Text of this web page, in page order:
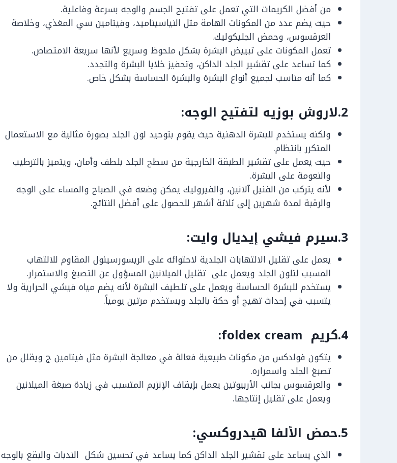
من أفضل الكريمات التي تعمل على تفتيح الجسم والوجه بسرعة وفاعلية.
حيث يضم عدد من المكونات الهامة مثل النياسيناميد، وفيتامين سي المغذي، وخلاصة
العرقسوس، وحمض الجليكوليك.
تعمل المكونات على تبييض البشرة بشكل ملحوظ وسريع لأنها سريعة الامتصاص.
كما تساعد على تقشير الجلد الداكن، وتحفيز خلايا البشرة والتجدد.
كما أنه مناسب لجميع أنواع البشرة والبشرة الحساسة بشكل خاص.
2.لاروش بوزيه لتفتيح الوجه:
ولكنه يستخدم للبشرة الدهنية حيث يقوم بتوحيد لون الجلد بصورة مثالية مع الاستعمال
المتكرر بانتظام.
حيث يعمل على تقشير الطبقة الخارجية من سطح الجلد بلطف وأمان، ويتميز بالترطيب
والنعومة على البشرة.
لأنه يتركب من الفنيل آلانين، والفيروليك يمكن وضعه في الصباح والمساء على الوجه
والرقبة لمدة شهرين إلى ثلاثة أشهر للحصول على أفضل النتائج.
3.سيرم فيشي إيديال وايت:
يعمل على تقليل الالتهابات الجلدية لاحتوائه على الريسورسينول المقاوم للالتهاب
المسبب لتلون الجلد ويعمل على تقليل الميلانين المسؤول عن التصبغ والاستمرار.
يستخدم للبشرة الحساسة ويعمل على تلطيف البشرة لأنه يضم مياه فيشي الحرارية ولا
يتسبب في إحداث تهيج أو حكة بالجلد ويستخدم مرتين يومياً.
4.كريم foldex cream:
يتكون فولدكس من مكونات طبيعية فعالة في معالجة البشرة مثل فيتامين ج ويقلل من
تصبغ الجلد واسمراره.
والعرقسوس بجانب الأربيوتين يعمل بإيقاف الإنزيم المتسبب في زيادة صبغة الميلانين
ويعمل على تقليل إنتاجها.
5.حمض الألفا هيدروكسي:
الذي يساعد على تقشير الجلد الداكن كما يساعد في تحسين شكل الندبات والبقع بالوجه